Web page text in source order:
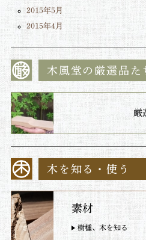
2015年5月
2015年4月
木風堂の厳選品た
厳
木を知る・使う
素材
樹種、木を知る